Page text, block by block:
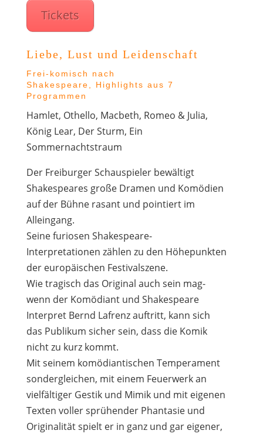
Tickets
Liebe, Lust und Leidenschaft
Frei-komisch nach
Shakespeare, Highlights aus 7
Programmen
Hamlet, Othello, Macbeth, Romeo & Julia,
König Lear, Der Sturm, Ein
Sommernachtstraum
Der Freiburger Schauspieler bewältigt
Shakespeares große Dramen und Komödien
auf der Bühne rasant und pointiert im
Alleingang.
Seine furiosen Shakespeare-
Interpretationen zählen zu den Höhepunkten
der europäischen Festivalszene.
Wie tragisch das Original auch sein mag-
wenn der Komödiant und Shakespeare
Interpret Bernd Lafrenz auftritt, kann sich
das Publikum sicher sein, dass die Komik
nicht zu kurz kommt.
Mit seinem komödiantischen Temperament
sondergleichen, mit einem Feuerwerk an
vielfältiger Gestik und Mimik und mit eigenen
Texten voller sprühender Phantasie und
Originalität spielt er in ganz und gar eigener,